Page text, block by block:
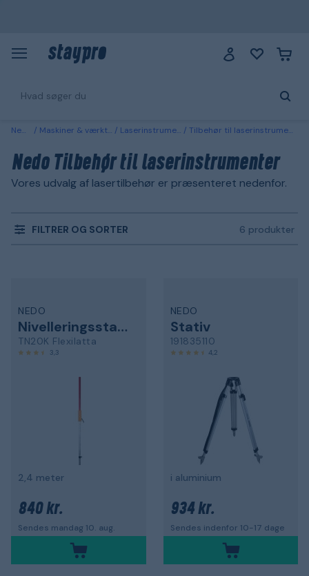
Nedo Maskiner & værktøj Laserinstrument Tilbehør til laserinstrumenter
Nedo Tilbehør til laserinstrumenter
Vores udvalg af lasertilbehør er præsenteret nedenfor.
FILTRER OG SORTER 6 produkter
NEDO
Nivelleringsstang
TN20K Flexilatta
3,3
2,4 meter
840 kr.
Sendes mandag 10. aug.
NEDO
Stativ
191835110
4,2
i aluminium
934 kr.
Sendes indenfor 10-17 dage